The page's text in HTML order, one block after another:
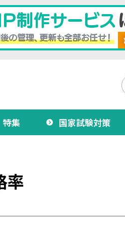
特集 国家試験対策
率